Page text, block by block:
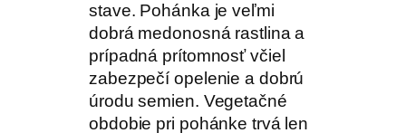
stave. Pohánka je veľmi
dobrá medonosná rastlina a
prípadná prítomnosť včiel
zabezpečí opelenie a dobrú
úrodu semien. Vegetačné
obdobie pri pohánke trvá len